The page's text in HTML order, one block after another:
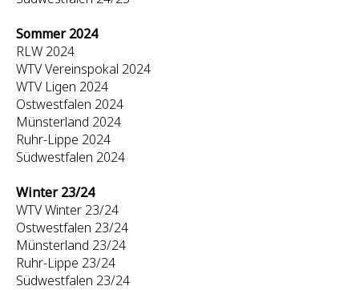
Sommer 2024
RLW 2024
WTV Vereinspokal 2024
WTV Ligen 2024
Ostwestfalen 2024
Münsterland 2024
Ruhr-Lippe 2024
Südwestfalen 2024
Winter 23/24
WTV Winter 23/24
Ostwestfalen 23/24
Münsterland 23/24
Ruhr-Lippe 23/24
Südwestfalen 23/24